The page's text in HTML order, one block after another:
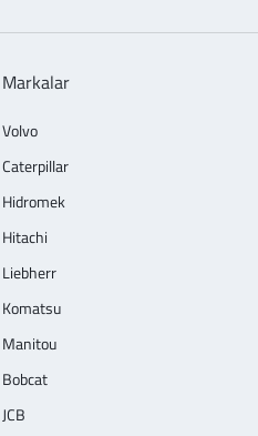
Markalar
Volvo
Caterpillar
Hidromek
Hitachi
Liebherr
Komatsu
Manitou
Bobcat
JCB